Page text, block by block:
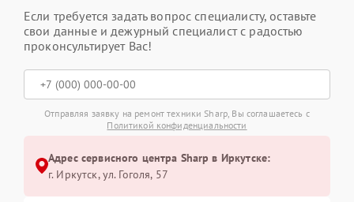
Если требуется задать вопрос специалисту, оставьте
свои данные и дежурный специалист с радостью
проконсультирует Вас!
Отправляя заявку на ремонт техники Sharp, Вы соглашаетесь с
Политикой конфиденциальности
Адрес сервисного центра Sharp в Иркутске:
г. Иркутск, ул. ​Гоголя, 57